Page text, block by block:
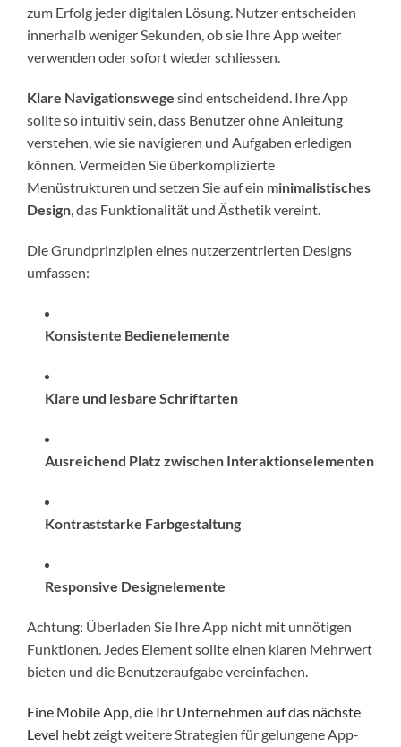
zum Erfolg jeder digitalen Lösung. Nutzer entscheiden
innerhalb weniger Sekunden, ob sie Ihre App weiter
verwenden oder sofort wieder schliessen.
Klare Navigationswege sind entscheidend. Ihre App
sollte so intuitiv sein, dass Benutzer ohne Anleitung
verstehen, wie sie navigieren und Aufgaben erledigen
können. Vermeiden Sie überkomplizierte
Menüstrukturen und setzen Sie auf ein minimalistisches
Design, das Funktionalität und Ästhetik vereint.
Die Grundprinzipien eines nutzerzentrierten Designs
umfassen:
Konsistente Bedienelemente
Klare und lesbare Schriftarten
Ausreichend Platz zwischen Interaktionselementen
Kontraststarke Farbgestaltung
Responsive Designelemente
Achtung: Überladen Sie Ihre App nicht mit unnötigen
Funktionen. Jedes Element sollte einen klaren Mehrwert
bieten und die Benutzeraufgabe vereinfachen.
Eine Mobile App, die Ihr Unternehmen auf das nächste
Level hebtzeigt weitere Strategien für gelungene App-